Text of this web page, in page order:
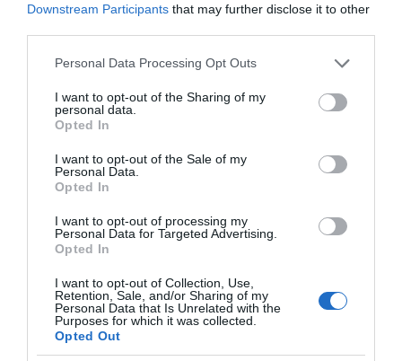
Downstream Participants that may further disclose it to other
Please note that this website/app uses one or more Google
not limited to your visit or usage behaviour. You may click to
grant or deny consent to Google and its third-party tags to
use your data for below specified purposes in below Google
consent section.
Personal Data Processing Opt Outs
I want to opt-out of the Sharing of my
personal data.
Opted In
I want to opt-out of the Sale of my
Personal Data.
Opted In
I want to opt-out of processing my
Personal Data for Targeted Advertising.
Opted In
I want to opt-out of Collection, Use,
Retention, Sale, and/or Sharing of my
Personal Data that Is Unrelated with the
Purposes for which it was collected.
Opted Out
Φωνή off:Περικλής Μουστάκης
Η παράσταση
βασίζεται στο ομώνυμο βιβλίο του Σωτήρη
Δημητρίου, ένα ζωντανό μνημείο γλώσσας με
κεντρική αφηγήτρια, η Αλέξω, εμφορείται από
την ακατανίκητη ανάγκη να μοιραστεί. Ο λόγος
ανεβαίνει μέσα της όπως ένα ορμητικό ρεύμα
που πρέπει οπωσδήποτε να βρει διέξοδο: σε
μια χαράδρα, σε ένα μεγάλο ποτάμι, σε μια
θάλασσα, σε έναν ακροατή. Θέλει να ποτίσει, να